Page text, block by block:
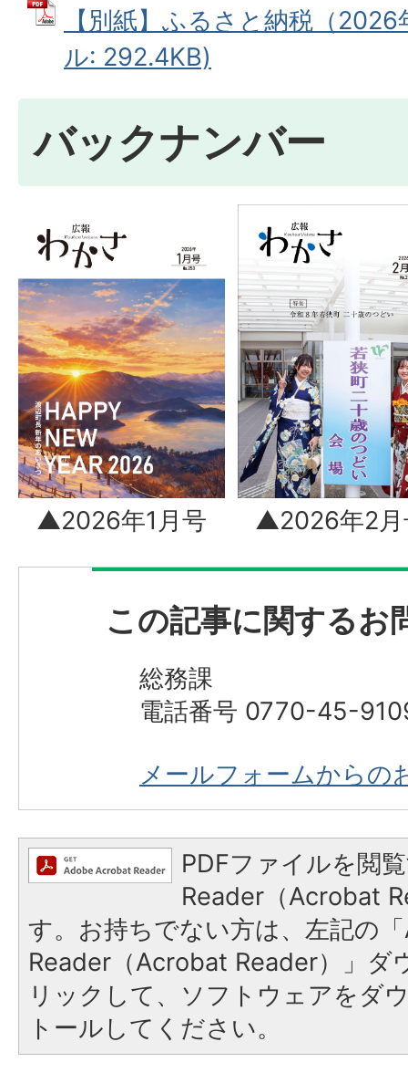
【別紙】ふるさと納税（
ル: 292.4KB)
バックナンバー
▲2026年1月号 ▲2026年2月
この記事に関するお
総務課
電話番号 0770-45-
メールフォームからの
PDFファイルを閲
Reader（Acrobat
す。お持ちでない方は、左記の
Reader（Acrobat Reader）」ダ
リックして、ソフトウェアをダ
トールしてください。